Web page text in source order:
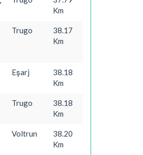
Km
Trugo
38.17
Km
Eşarj
38.18
Km
Trugo
38.18
Km
Voltrun
38.20
Km